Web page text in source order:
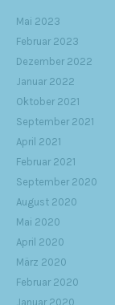
Mai 2023
Februar 2023
Dezember 2022
Januar 2022
Oktober 2021
September 2021
April 2021
Februar 2021
September 2020
August 2020
Mai 2020
April 2020
März 2020
Februar 2020
Januar 2020